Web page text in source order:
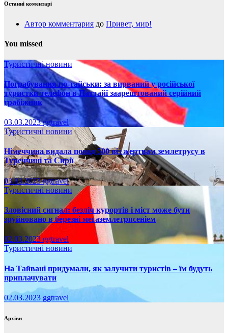
Останні коментарі
Автор комментария до Привет, мир!
You missed
Туристичні новини
Пограбування по-тайськи: за вирваний у російської
туристки телефон в Паттайї заарештований серійний
грабіжник
03.03.2023ggtravel
Туристичні новини
Німеччина видала понад 500 віз жертвам землетрусу в
Туреччині та Сирії
03.03.2023ggtravel
Туристичні новини
Зловісний сигнал: безліч курортів і міст може бути
зруйновано в березні мегаземлетрясеніем
02.03.2023 ggtravel
Туристичні новини
На Тайвані придумали, як залучити туристів – їм будуть
приплачувати
02.03.2023 ggtravel
Архіви